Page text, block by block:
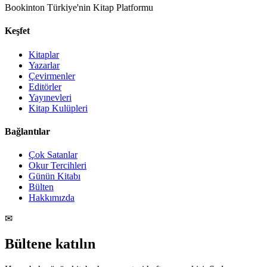
Bookinton Türkiye'nin Kitap Platformu
Keşfet
Kitaplar
Yazarlar
Çevirmenler
Editörler
Yayınevleri
Kitap Kulüpleri
Bağlantılar
Çok Satanlar
Okur Tercihleri
Günün Kitabı
Bülten
Hakkımızda
✉
Bültene katılın